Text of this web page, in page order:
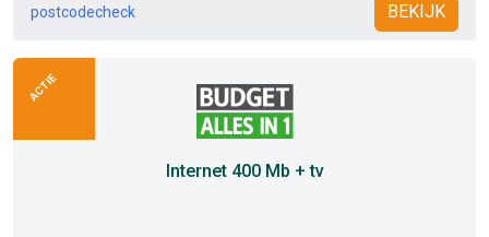
postcodecheck BEKIJK
Internet 400 Mb + tv
ACTIE